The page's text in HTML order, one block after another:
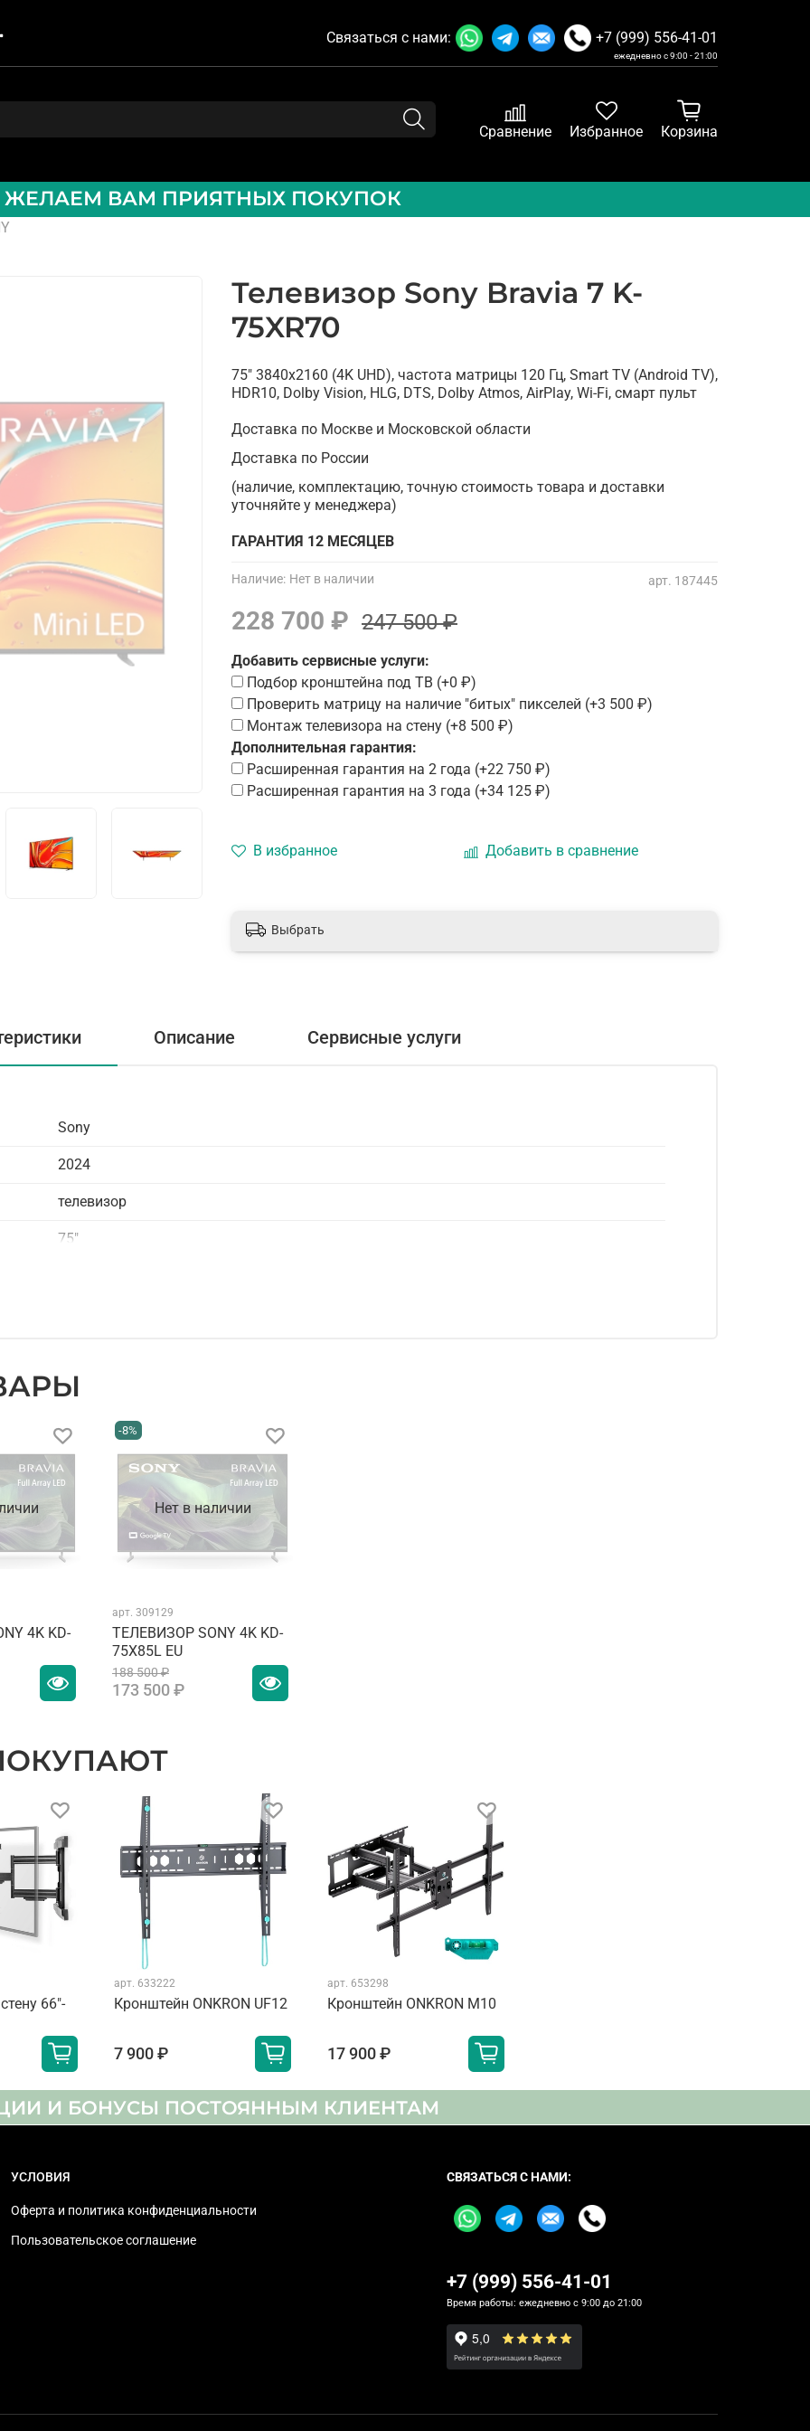
Связаться с нами: +7 (999) 556-41-01
ежедневно с 9:00 - 21:00
Сравнение Избранное Корзина
ЖЕЛАЕМ ВАМ ПРИЯТНЫХ ПОКУПОК
арт. 187445
Наличие: Нет в наличии
Телевизор Sony Bravia 7 K-
75XR70
228 700 ₽ 247 500 ₽
В избранное Добавить в сравнение
Дополнительная гарантия:
Расширенная гарантия на 2 года (+22 750 ₽)
Расширенная гарантия на 3 года (+34 125 ₽)
Добавить сервисные услуги:
Подбор кронштейна под ТВ (+0 ₽)
Проверить матрицу на наличие "битых" пикселей (+3 500 ₽)
Монтаж телевизора на стену (+8 500 ₽)
75" 3840x2160 (4K UHD), частота матрицы 120 Гц, Smart TV (Android TV),
HDR10, Dolby Vision, HLG, DTS, Dolby Atmos, AirPlay, Wi-Fi, смарт пульт
Доставка по Москве и Московской области
Доставка по России
(наличие, комплектацию, точную стоимость товара и доставки
уточняйте у менеджера)
ГАРАНТИЯ 12 МЕСЯЦЕВ
Выбрать
Описание Сервисные услуги
Sony
2024
телевизор
75"
Mini LED
XR Processor
Android TV™
HDR10, Dolby Vision, HLG
XR Clear Image
XR Triluminos Pro™, Технология Live Colour™
XR Motion Clarity
Drive
да
есть
есть
нет
40 Вт
да
4K KD-
Нет в наличии
-8%
арт. 309129
ТЕЛЕВИЗОР SONY 4K KD-
75X85L EU
188 500 ₽
173 500 ₽
66"-
арт. 633222
Кронштейн ONKRON UF12
7 900 ₽
арт. 653298
Кронштейн ONKRON M10
17 900 ₽
И БОНУСЫ ПОСТОЯННЫМ КЛИЕНТАМ
УСЛОВИЯ
Оферта и политика конфиденциальности
Пользовательское соглашение
СВЯЗАТЬСЯ С НАМИ:
+7 (999) 556-41-01
Время работы: ежедневно с 9:00 до 21:00